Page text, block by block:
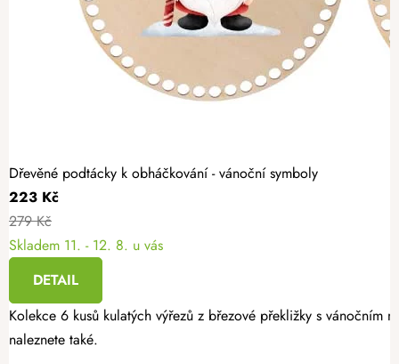
Dřevěné podtácky k obháčkování - vánoční symboly
223 Kč
279 Kč
Skladem 11. - 12. 8. u vás
DETAIL
Kolekce 6 kusů kulatých výřezů z březové překližky s
naleznete také.